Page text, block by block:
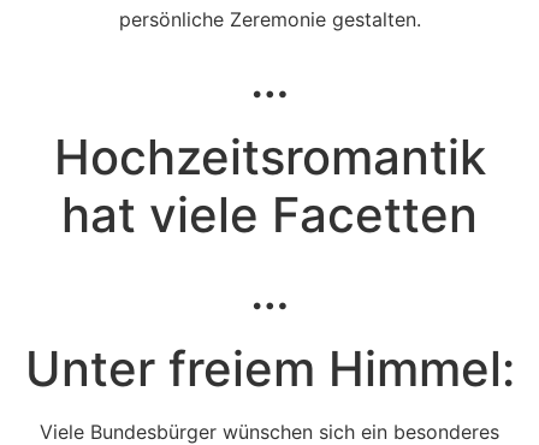
persönliche Zeremonie gestalten.
…
Hochzeitsromantik
hat viele Facetten
…
Unter freiem Himmel:
Viele Bundesbürger wünschen sich ein besonderes